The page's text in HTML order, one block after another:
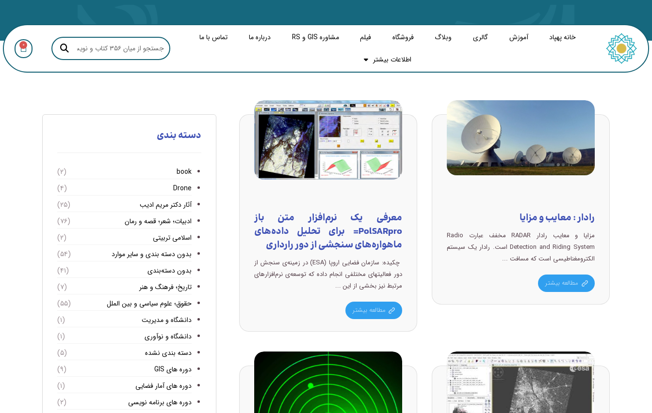
خانه پهپاد آموزش گالری وبلاگ فروشگاه فیلم مشاوره GIS و RS درباره ما تماس با ما
اطلاعات بیشتر
0
رادار : معایب و مزایا
مزایا و معایب رادار RADAR مخفف عبارت Radio
Detection and Riding System است. رادار یک سیستم
الکترومغناطیسی است که مسافت ...
مطالعه بیشتر
معرفی یک نرم‌افزار متن باز
PolSARpro= برای تحلیل داده‌های
ماهواره‌های سنجشی از دور رارداری
چکیده: سازمان فضایی اروپا (ESA) در زمینه‌ی سنجش از
دور فعالیتهای مختلفی انجام داده که توسعه‌ی نرم‌افزارهای
مرتبط نیز بخشی از این ...
مطالعه بیشتر
دسته بندی
book
(۲)
Drone
(۴)
آثار دکتر مریم ادیب
(۲۵)
ادبیات؛ شعر؛ قصه و رمان
(۷۶)
اسلامی تربیتی
(۲)
بدون دسته بندی و سایر موارد
(۵۴)
بدون دسته‌بندی
(۴۱)
تاریخ؛ فرهنگ و هنر
(۷)
حقوق؛ علوم سیاسی و بین الملل
(۵۵)
دانشگاه و مدیریت
(۱)
دانشگاه و نوآوری
(۱)
دسته بندی نشده
(۵)
دوره های GIS
(۹)
دوره های آمار فضایی
(۱)
دوره های برنامه نویسی
(۲)